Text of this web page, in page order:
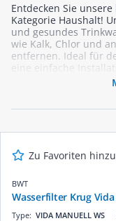
Entdecken Sie
Kategorie Haushalt!
und gesundes
wie Kalk, Chlor und
entfernen. Ideal für
eine einfache
für den täglichen
bei uns finden Sie
Zu Favoriten
BWT
Wasserfilter Krug Vida
Type: VIDA MANUELL WS